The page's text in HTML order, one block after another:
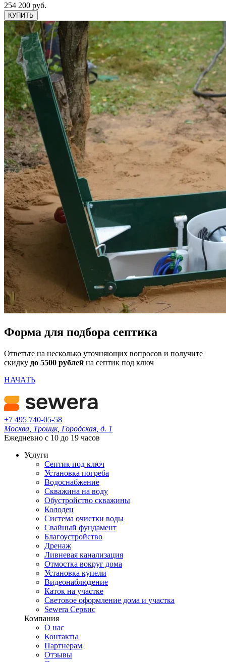
254 200 руб.
КУПИТЬ
Форма для подбора септика
Ответьте на несколько уточняющих вопросов и получите
скидку до 5500 рублей на септик под ключ
НАЧАТЬ
+7 495 740-05-58
Москва, Троицк, Городская, д. 1
Ежедневно с 10 до 19 часов
Услуги
Септик под ключ
Установка погреба
Водоснабжение
Скважина на воду
Обустройство скважины
Колодец
Система очистки воды
Свайный фундамент
Благоустройство
Дренаж
Ливневая канализация
Отмостка вокруг дома
Установка купели
Видеонаблюдение
Каток на участке
Световое оформление дома и участка
Sewera Сервис
Компания
О нас
Контакты
Партнерам
Отзывы